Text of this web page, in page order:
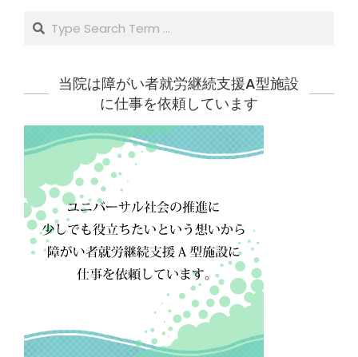
Search
当院は障がい者就労継続支援A型施設
に仕事を依頼しています